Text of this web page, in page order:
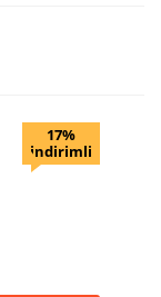
17%
indirimli